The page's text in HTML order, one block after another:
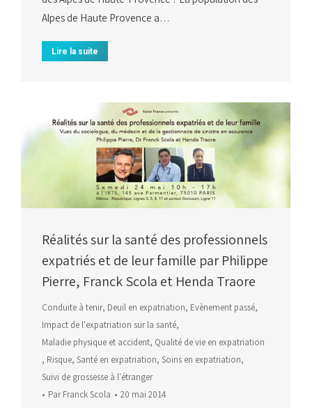
Alpes de Haute Provence a…
Lire la suite
Réalités sur la santé des professionnels
expatriés et de leur famille par Philippe
Pierre, Franck Scola et Henda Traore
Conduite à tenir, Deuil en expatriation, Evènement passé,
Impact de l'expatriation sur la santé,
Maladie physique et accident, Qualité de vie en expatriation
, Risque, Santé en expatriation, Soins en expatriation,
Suivi de grossesse à l'étranger
ParFranck Scola 20 mai 2014